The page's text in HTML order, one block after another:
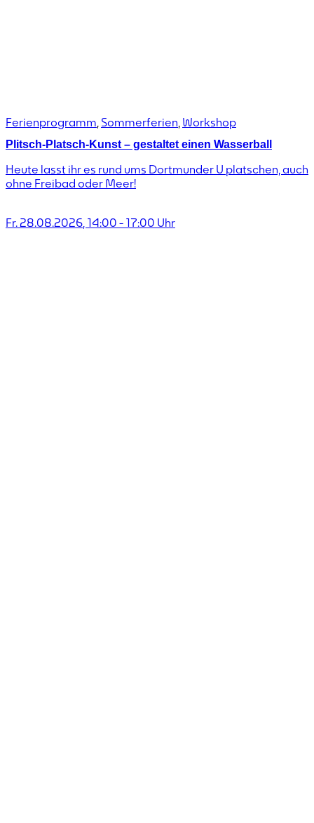
Ferienprogramm Sommerferien Workshop
Plitsch-Platsch-Kunst – gestaltet einen Wasserball
Heute lasst ihr es rund ums Dortmunder U platschen, auch
ohne Freibad oder Meer!
Fr. 28.08.2026, 14:00 - 17:00 Uhr